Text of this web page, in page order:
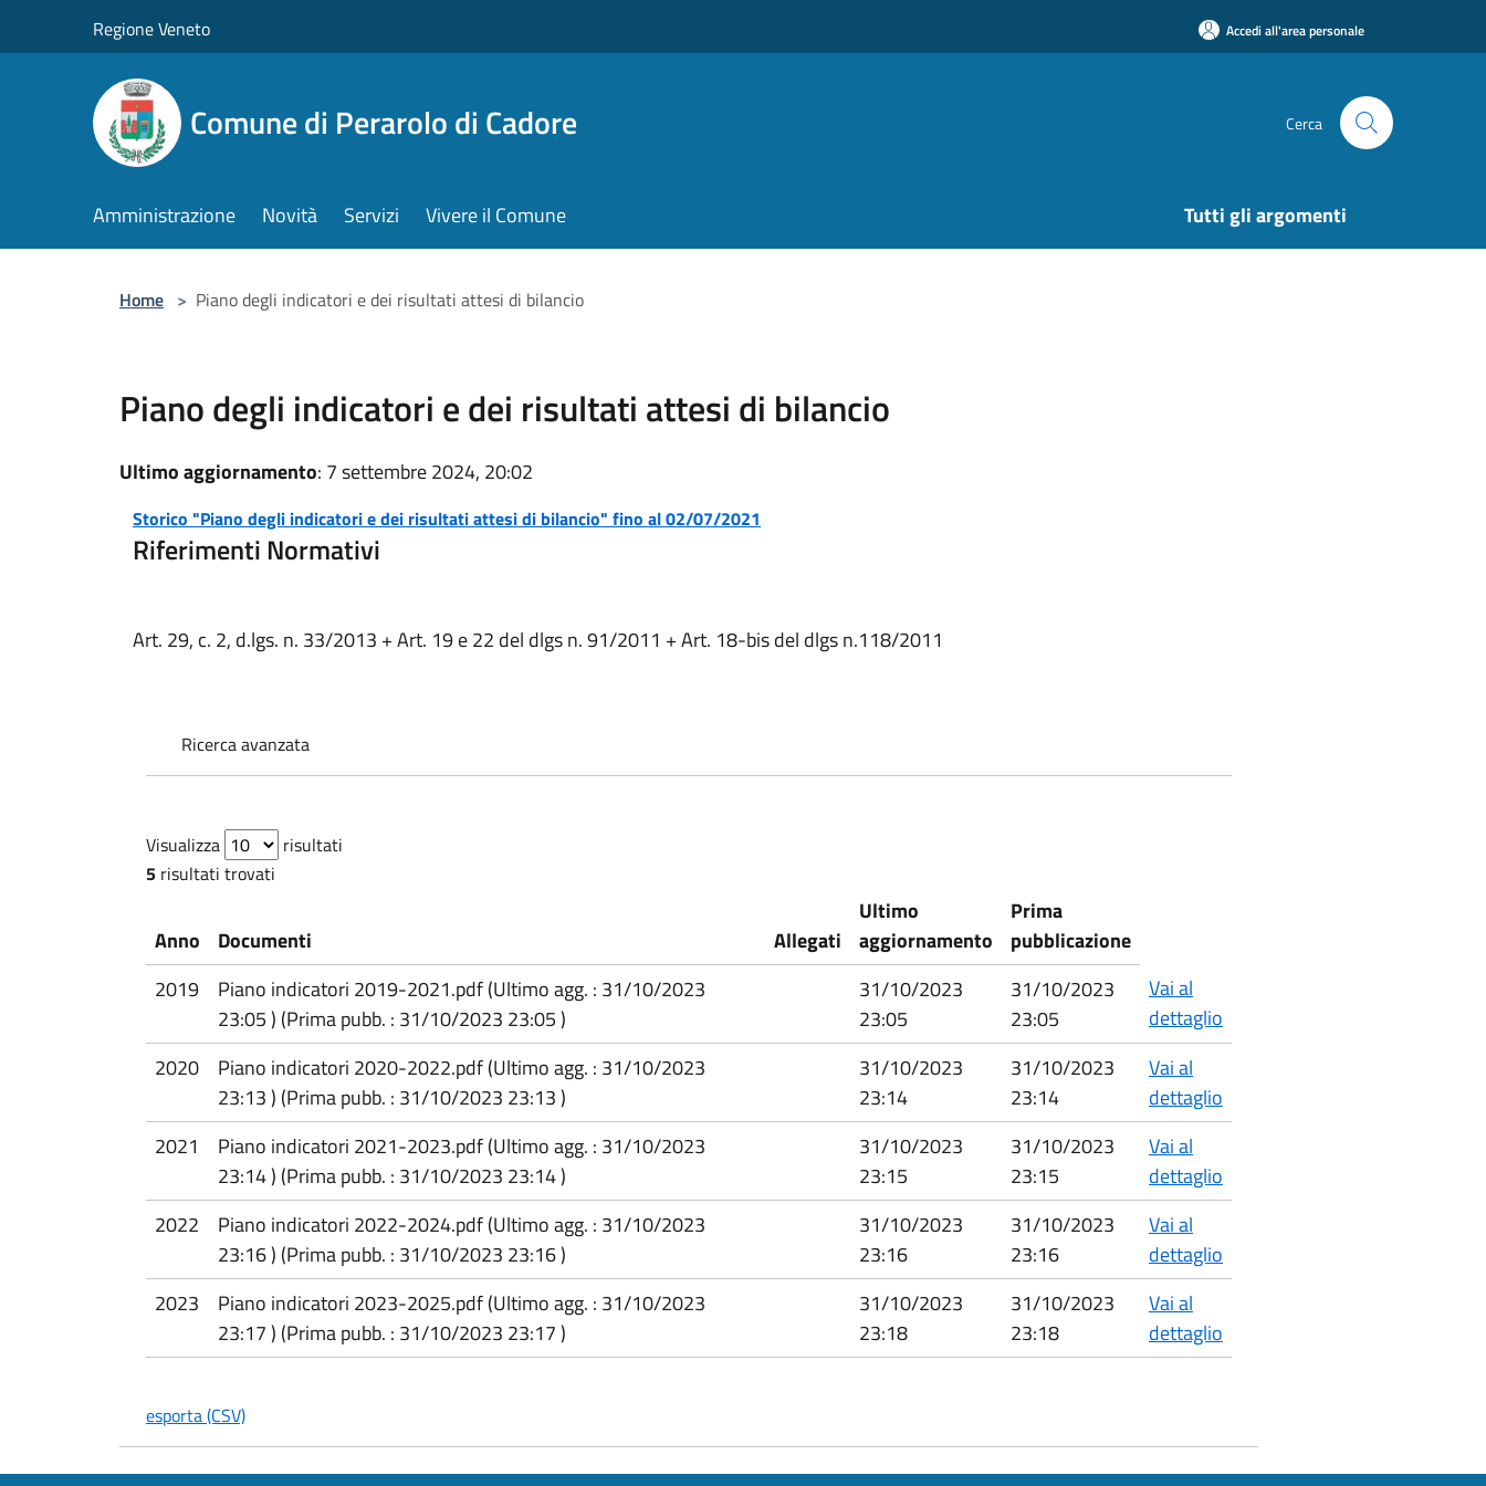
Regione Veneto Accedi all'area personale
Comune di Perarolo di Cadore Cerca
Amministrazione Novità Servizi Vivere il Comune Tutti gli argomenti
Home > Piano degli indicatori e dei risultati attesi di bilancio
Piano degli indicatori e dei risultati attesi di bilancio
Ultimo aggiornamento: 7 settembre 2024, 20:02
Storico "Piano degli indicatori e dei risultati attesi di bilancio" fino al 02/07/2021
Riferimenti Normativi
Art. 29, c. 2, d.lgs. n. 33/2013 + Art. 19 e 22 del dlgs n. 91/2011 + Art. 18-bis del dlgs n.118/2011
Ricerca avanzata
Visualizza
risultati
5 risultati trovati
Anno Documenti Allegati
Ultimo
aggiornamento
Prima
pubblicazione
2019
Piano indicatori 2019-2021.pdf (Ultimo agg. : 31/10/2023
23:05 ) (Prima pubb. : 31/10/2023 23:05 )
31/10/2023
23:05
31/10/2023
23:05
Vai al
dettaglio
2020
Piano indicatori 2020-2022.pdf (Ultimo agg. : 31/10/2023
23:13 ) (Prima pubb. : 31/10/2023 23:13 )
31/10/2023
23:14
31/10/2023
23:14
Vai al
dettaglio
2021
Piano indicatori 2021-2023.pdf (Ultimo agg. : 31/10/2023
23:14 ) (Prima pubb. : 31/10/2023 23:14 )
31/10/2023
23:15
31/10/2023
23:15
Vai al
dettaglio
2022
Piano indicatori 2022-2024.pdf (Ultimo agg. : 31/10/2023
23:16 ) (Prima pubb. : 31/10/2023 23:16 )
31/10/2023
23:16
31/10/2023
23:16
Vai al
dettaglio
2023
Piano indicatori 2023-2025.pdf (Ultimo agg. : 31/10/2023
23:17 ) (Prima pubb. : 31/10/2023 23:17 )
31/10/2023
23:18
31/10/2023
23:18
Vai al
dettaglio
esporta (CSV)